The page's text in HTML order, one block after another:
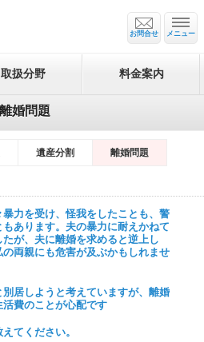
メニュー
お問合せ
取扱分野 料金案内
離婚問題
遺産分割 離婚問題
力を受け、怪我をしたことも、警
あります。夫の暴力に耐えかねて
が、夫に離婚を求めると逆上し
両親にも危害が及ぶかもしれませ
居しようと考えていますが、離婚
費のことが心配です
てください。